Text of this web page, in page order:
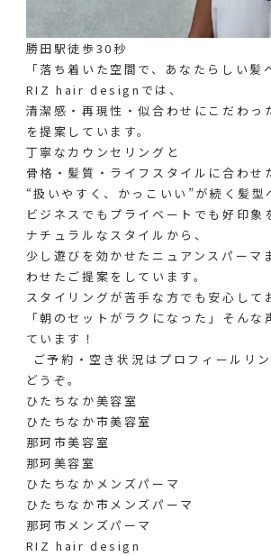
勝田駅徒歩30秒
「落ち着いた空間で、あなたらしい髪
RIZ hair designでは、
清潔感・再現性・似合わせにこだわっ
を提案しています。
丁寧なカウンセリングと
骨格・髪質・ライフスタイルに合わせ
“扱いやすく、かっこいい”が続く髪型
ビジネスでもプライベートでも好印象
ナチュラルなスタイルから、
少し遊びを効かせたニュアンスパーマ
わせたご提案をしています。
スタイリングが苦手な方でも安心して
「朝のセットがラクになった」そんな
ています！
ご予約・空き状況はプロフィールリ
どうぞ。
ひたちなか美容室
ひたちなか市美容室
那珂市美容室
那珂美容室
ひたちなかメンズパーマ
ひたちなか市メンズパーマ
那珂市メンズパーマ
RIZ hair design